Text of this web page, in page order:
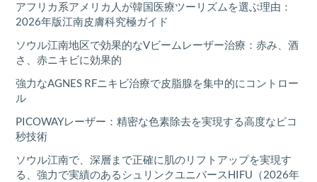
アフリカ系アメリカ人が韓国医療ツーリズムを選ぶ理由：
2026年版江南皮膚科究極ガイド
ソウル江南地区で効果的なVビームレーザー治療：赤み、酒
さ、赤ニキビに効果的
強力なAGNES RFニキビ治療で皮脂腺を集中的にコントロー
ル
PICOWAYレーザー：精密な色素除去を実現する高度なピコ
秒技術
ソウル江南で、深層まで正確に肌のリフトアップを実現す
る、強力で実績のあるシュリンクユニバースHIFU（2026年